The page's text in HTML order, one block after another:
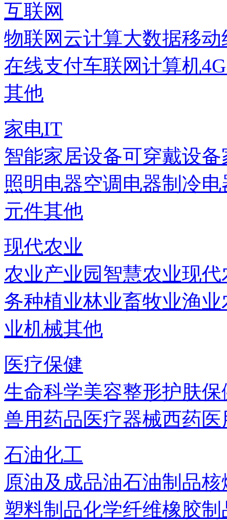
互联网
物联网 云计算大数据移动
在线支付车联网计算机
其他
家电IT
智能家居设备可穿戴设备
照明电器空调电器制冷电
元件其他
现代农业
农业产业园智慧农业现代
务种植业林业畜牧业渔业
业机械其他
医疗保健
生命科学美容整形护肤保
兽用药品医疗器械西药
石油化工
原油及成品油石油制品核
塑料制品化学纤维橡胶制